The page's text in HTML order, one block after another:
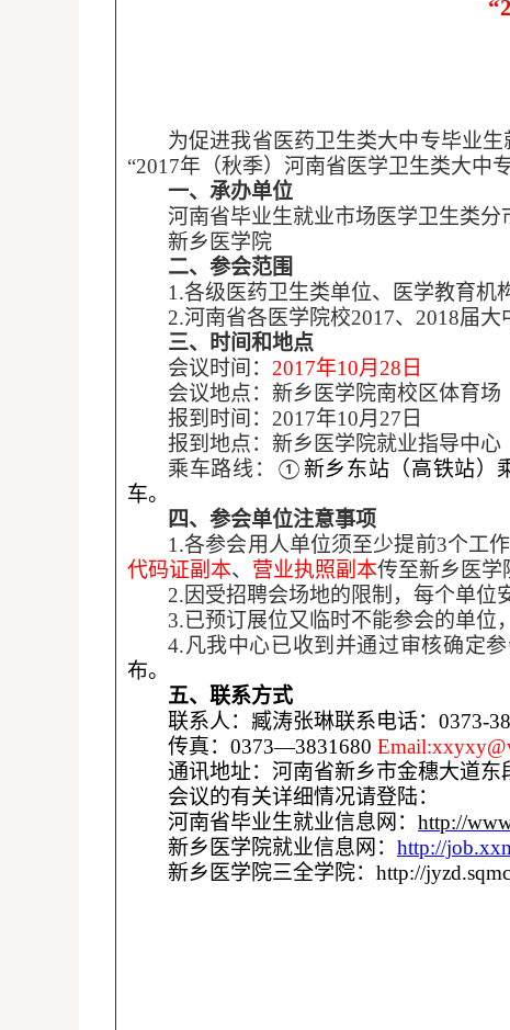
“
为促进我省医药卫生类大中专毕业
“2017年（秋季）河南省医学卫生类大中
一、承办单位
河南省毕业生就业市场医学卫生类分
新乡医学院
二、参会范围
1.各级医药卫生类单位、医学教育机
2.河南省各医学院校2017、2018届大
三、时间和地点
会议时间： 2017年10月28日
会议地点：新乡医学院南校区体育场
报到时间： 2017年10月27日
报到地点：新乡医学院就业指导中心
乘车路线：
① 新乡东站（高铁站）
车。
四、参会单位注意事项
1.各参会用人单位须至少提前3个工
代码证副本、 营业执照副本传至新乡医学
2.因受招聘会场地的限制，每个单位
3.已预订展位又临时不能参会的单位
4.凡我中心已收到并通过审核确定
布。
五、联系方式
联系人：臧涛张琳联系电话： 0373-
传真： 0373—3831680
通讯地址：河南省新乡市金穗大道东
会议的有关详细情况请登陆：
河南省毕业生就业信息网： http://
新乡医学院就业信息网： http://
新乡医学院三全学院： http://